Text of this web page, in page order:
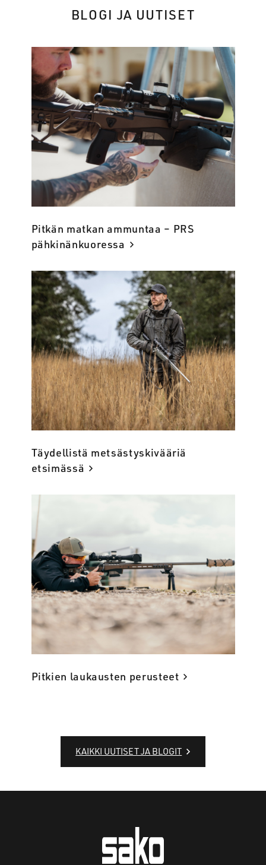
BLOGI JA UUTISET
Pitkän matkan ammuntaa – PRS
pähkinänkuoressa
Täydellistä metsästyskivääriä
etsimässä
Pitkien laukausten perusteet
KAIKKI UUTISET JA BLOGIT